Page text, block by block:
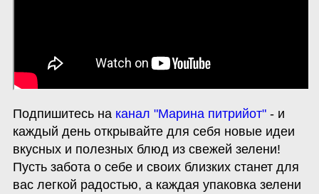
Подпишитесь на канал "Марина питрийот" - и
каждый день открывайте для себя новые идеи
вкусных и полезных блюд из свежей зелени!
Пусть забота о себе и своих близких станет для
вас легкой радостью, а каждая упаковка зелени